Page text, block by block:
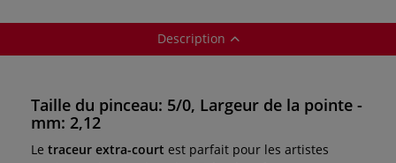
Description
Taille du pinceau: 5/0, Largeur de la pointe -
mm: 2,12
Le traceur extra-court est parfait pour les artistes